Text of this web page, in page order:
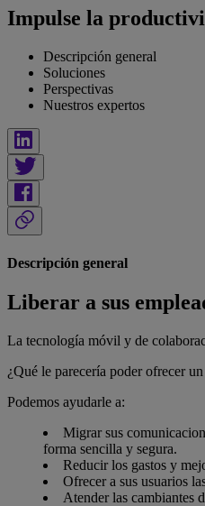
Impulse la
Descripción general
Soluciones
Perspectivas
Nuestros expertos
Descripción general
Liberar a sus
La tecnología móvil y de
¿Qué le parecería poder ofrecer
Podemos ayudarle a:
Migrar sus
forma sencilla y segura.
Reducir los gastos y
Ofrecer a sus usuarios
Atender las cambiantes